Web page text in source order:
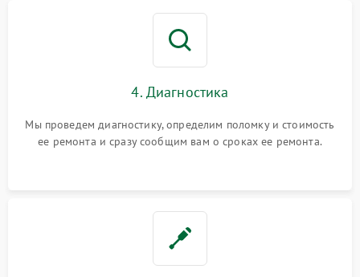
4. Диагностика
Мы проведем диагностику, определим поломку и стоимость
ее ремонта и сразу сообщим вам о сроках ее ремонта.